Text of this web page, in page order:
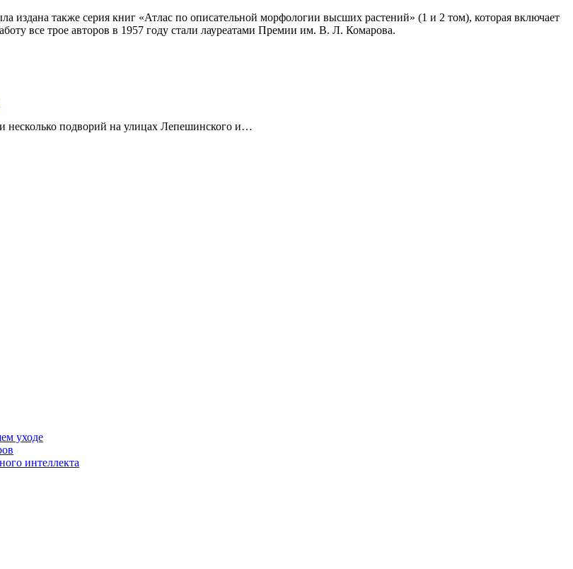
также серия книг «Атлас по описательной морфологии высших растений» (1 и 2 том), которая включает
все трое авторов в 1957 году стали лауреатами Премии им. В. Л. Комарова.
подворий на улицах Лепешинского и…
уходе
интеллекта